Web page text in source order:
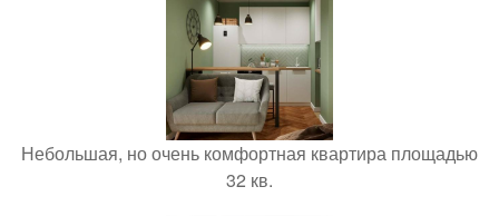
Небольшая, но очень комфортная квартира площадью
32 кв.